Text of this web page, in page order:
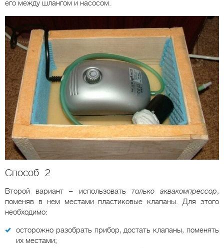
его между шлангом и насосом.
Способ 2
Второй вариант – использовать только аквакомпрессор,
поменяв в нем местами пластиковые клапаны. Для этого
необходимо:
осторожно разобрать прибор, достать клапаны, поменять
их местами;